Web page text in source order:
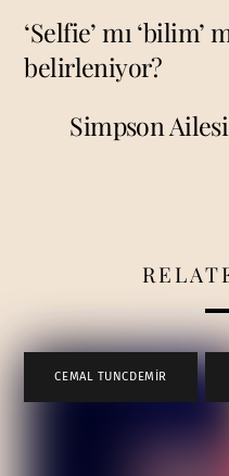
‘Selfie’ mı ‘bilim’
belirleniyor?
Simpson
CEMAL TUNCDEMİR